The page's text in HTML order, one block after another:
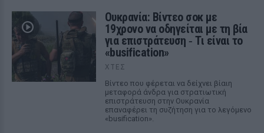
Ουκρανία: Βίντεο σοκ με
19χρονο να οδηγείται με τη βία
για επιστράτευση ‑ Τι είναι το
«busification»
ΧΤΕΣ
Βίντεο που φέρεται να δείχνει βίαιη
μεταφορά άνδρα για στρατιωτική
επιστράτευση στην Ουκρανία
επαναφέρει τη συζήτηση για το λεγόμενο
«busification».